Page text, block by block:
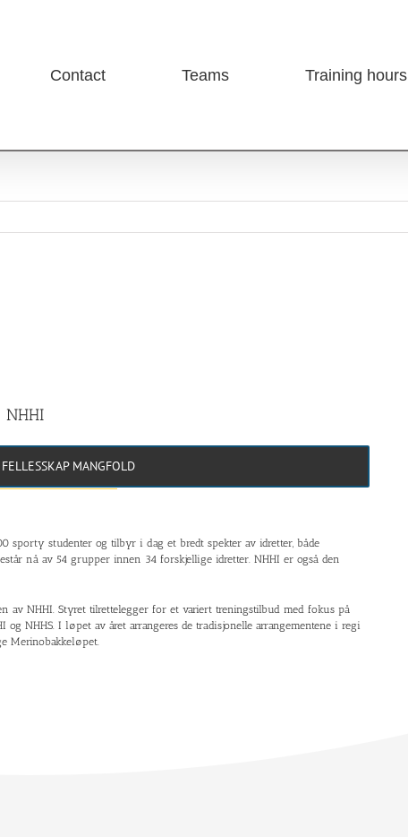
Contact Teams Training hours
NHHI
MANGFOLD
sporty studenter og tilbyr i dag et bredt spekter av idretter, både
nå av 54 grupper innen 34 forskjellige idretter. NHHI er også den
av NHHI. Styret tilrettelegger for et variert treningstilbud med fokus på
NHHS. I løpet av året arrangeres de tradisjonelle arrangementene i regi
Merinobakkeløpet.